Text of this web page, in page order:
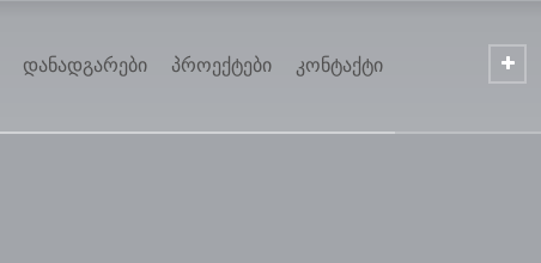
დანადგარები პროექტები კონტაქტი